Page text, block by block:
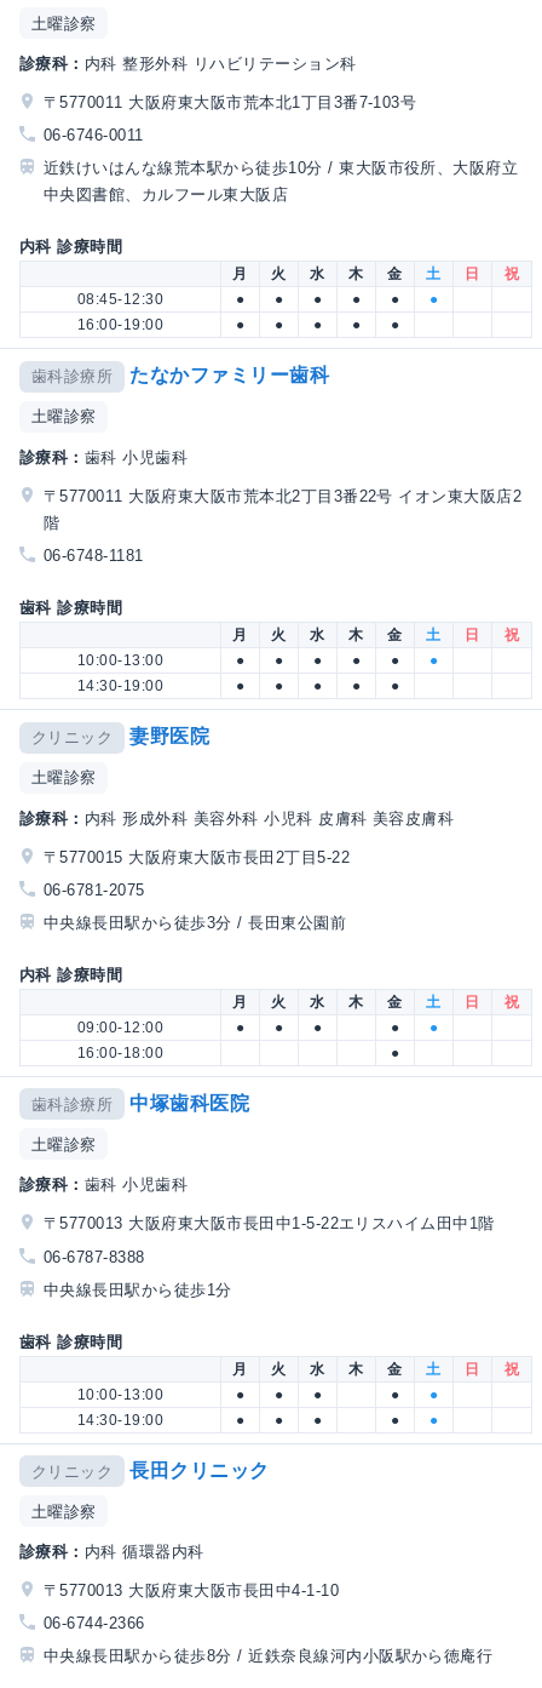
土曜診察
診療科： 内科 整形外科 リハビリテーション科
〒5770011 大阪府東大阪市荒本北1丁目3番7-103号
06-6746-0011
近鉄けいはんな線荒本駅から徒歩10分 / 東大阪市役所、大阪府立
中央図書館、カルフール東大阪店
内科 診療時間
月 火 水 木 金 土 日
祝
08:45-12:30
● ● ● ● ●
●
16:00-19:00
● ● ● ● ●
歯科診療所 たなかファミリー歯科
土曜診察
診療科： 歯科 小児歯科
〒5770011 大阪府東大阪市荒本北2丁目3番22号 イオン東大阪店2
階
06-6748-1181
歯科 診療時間
月 火 水 木 金 土 日
祝
10:00-13:00
● ● ● ● ●
●
14:30-19:00
● ● ● ● ●
クリニック 妻野医院
土曜診察
診療科： 内科 形成外科 美容外科 小児科 皮膚科 美容皮膚科
〒5770015 大阪府東大阪市長田2丁目5-22
06-6781-2075
中央線長田駅から徒歩3分 / 長田東公園前
内科 診療時間
月 火 水 木 金 土 日
祝
09:00-12:00
● ● ● ●
●
16:00-18:00
●
歯科診療所 中塚歯科医院
土曜診察
診療科： 歯科 小児歯科
〒5770013 大阪府東大阪市長田中1-5-22エリスハイム田中1階
06-6787-8388
中央線長田駅から徒歩1分
歯科 診療時間
月 火 水 木 金 土 日
祝
10:00-13:00
● ● ● ●
●
14:30-19:00
● ● ● ● ●
クリニック 長田クリニック
土曜診察
診療科： 内科 循環器内科
〒5770013 大阪府東大阪市長田中4-1-10
06-6744-2366
中央線長田駅から徒歩8分 / 近鉄奈良線河内小阪駅から徳庵行